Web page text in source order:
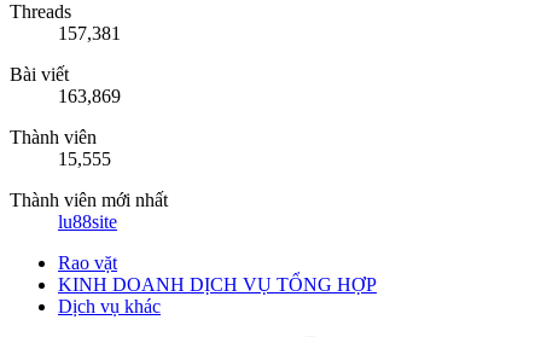
Threads
157,381
Bài viết
163,869
Thành viên
15,555
Thành viên mới nhất
lu88site
Rao vặt
KINH DOANH DỊCH VỤ TỔNG HỢP
Dịch vụ khác